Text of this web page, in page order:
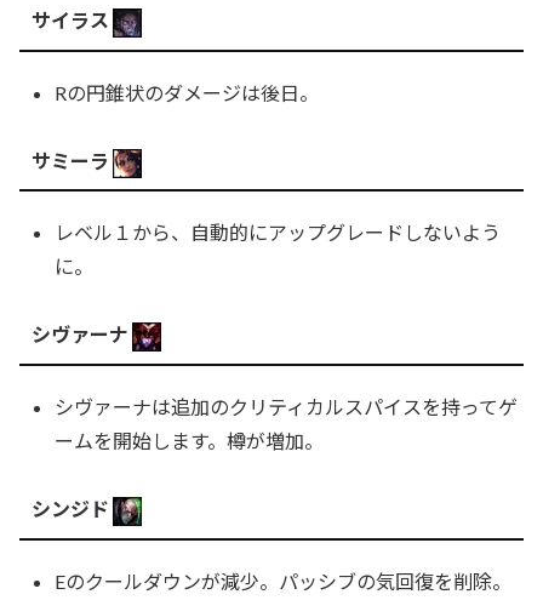
サイラス
Rの円錐状のダメージは後日。
サミーラ
レベル１から、自動的にアップグレードしないよう
に。
シヴァーナ
シヴァーナは追加のクリティカルスパイスを持ってゲ
ームを開始します。樽が増加。
シンジド
Eのクールダウンが減少。パッシブの気回復を削除。